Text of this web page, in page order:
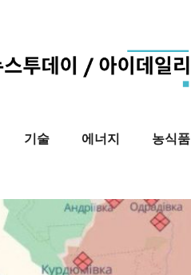
기술 에너지 농식품